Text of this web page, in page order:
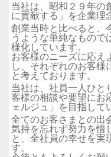
当社は、昭和２９年の
に貢献する」を企業理
創業当時と比べると、
うような単純なもので
様化しています。
お客様のニーズに応え
し、それぞれのお客様
と考えております。
当社は、社員一人ひと
客様の相談や要望にお
ェルジュ」を目指して
全てのお客さまとの出
気持を忘れず努力を惜
と、全社員の幸せを実
す。